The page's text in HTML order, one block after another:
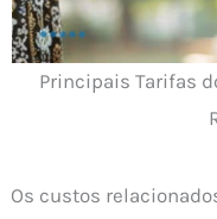
Principais Tarifas
Os custos